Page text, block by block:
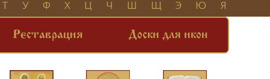
Т У Ф Х Ц Ч Ш Щ Э Ю Я
Реставрация Доски для икон